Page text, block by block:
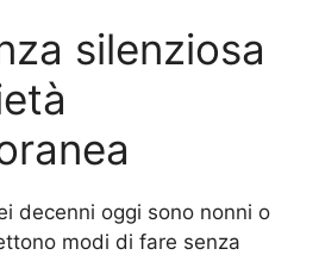
silenziosa
decenni oggi sono nonni o
modi di fare senza